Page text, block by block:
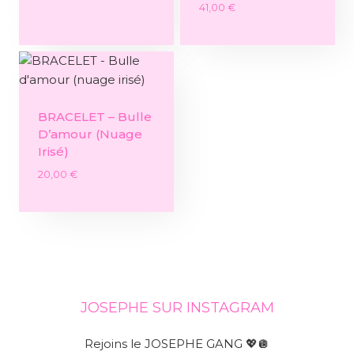
41,00 €
BRACELET – Bulle
D’amour (nuage
Irisé)
20,00 €
JOSEPHE SUR INSTAGRAM
Rejoins le JOSEPHE GANG 💖🪩